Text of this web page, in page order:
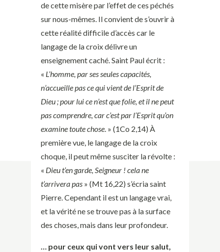
de cette misère par l’effet de ces péchés
sur nous-mêmes. Il convient de s’ouvrir à
cette réalité difficile d’accès car le
langage de la croix délivre un
enseignement caché. Saint Paul écrit :
« L’homme, par ses seules capacités,
n’accueille pas ce qui vient de l’Esprit de
Dieu ; pour lui ce n’est que folie, et il ne peut
pas comprendre, car c’est par l’Esprit qu’on
examine toute chose. » (1Co 2,14) À
première vue, le langage de la croix
choque, il peut même susciter la révolte :
« Dieu t’en garde, Seigneur ! cela ne
t’arrivera pas» (Mt 16,22) s’écria saint
Pierre. Cependant il est un langage vrai,
et la vérité ne se trouve pas à la surface
des choses, mais dans leur profondeur.
… pour ceux qui vont vers leur salut,